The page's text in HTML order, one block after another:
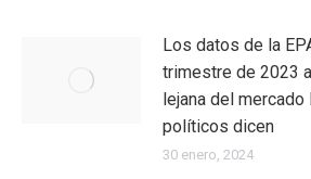
Los datos de la
trimestre de 2023
lejana del
políticos dicen
30 enero, 2024